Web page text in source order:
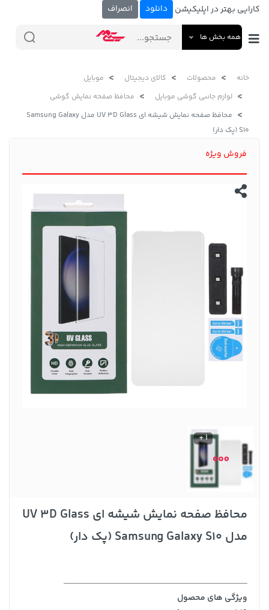
کارایی بهتر در اپلیکیشن دانلود انصراف
همه بخش ها
خانه محصولات کالای دیجیتال
موبایل
لوازم جانبی گوشی موبایل
محافظ صفحه نمایش گوشی
محافظ صفحه نمایش شیشه ای UV 3D Glass مدل Samsung Galaxy
S10 (پک دار)
فروش ویژه
1 +
محافظ صفحه نمایش شیشه ای UV 3D Glass
مدل Samsung Galaxy S10 (پک دار)
ویژگی های محصول